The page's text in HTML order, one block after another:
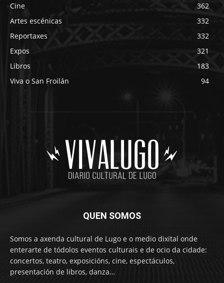
Cine
362
Artes escénicas
332
Reportaxes
332
Expos
321
Libros
183
Viva o San Froilán
94
QUEN SOMOS
Somos a axenda cultural de Lugo e o medio dixital onde
enterarte de tódolos eventos culturais e de ocio da cidade:
concertos, teatro, exposicións, cine, espectáculos,
presentación de libros, danza…